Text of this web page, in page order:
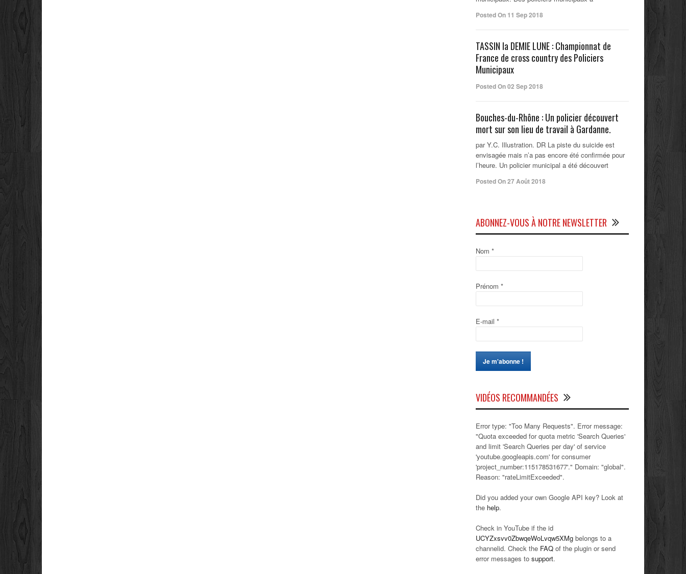
Posted On 11 Sep 2018
TASSIN la DEMIE LUNE : Championnat de
France de cross country des Policiers
Municipaux
Posted On 02 Sep 2018
Bouches-du-Rhône : Un policier découvert
mort sur son lieu de travail à Gardanne.
par Y.C. Illustration. DR La piste du suicide est
envisagée mais n’a pas encore été confirmée pour
l’heure. Un policier municipal a été découvert
Posted On 27 Août 2018
ABONNEZ-VOUS À NOTRE NEWSLETTER
Nom *
Prénom *
E-mail *
VIDÉOS RECOMMANDÉES
Error type: "Too Many Requests". Error message:
"Quota exceeded for quota metric 'Search Queries'
and limit 'Search Queries per day' of service
'youtube.googleapis.com' for consumer
'project_number:115178531677'." Domain: "global".
Reason: "rateLimitExceeded".
Did you added your own Google API key? Look at
the help.
Check in YouTube if the id
UCYZxsvv0ZbwqeWoLvqw5XMg belongs to a
channelid. Check the FAQ of the plugin or send
error messages to support.